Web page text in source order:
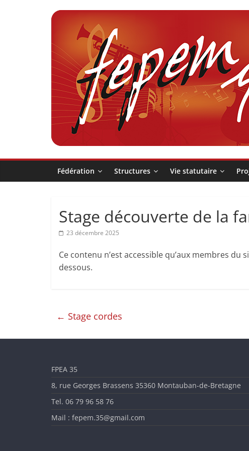
Fédération
pour
la
Pratique
l'Enseignement
Artistique
Ille-
et-
Vilaine
Fédération Structures Vie statutaire
Stage découverte de la
23 décembre 2025
Ce contenu n’est accessible qu’aux membres
dessous.
← Stage cordes
FPEA 35
8, rue Georges Brassens 35360 Montauban-de-Bretagne
Tel. 06 79 96 58 76
Mail : fepem.35@gmail.com